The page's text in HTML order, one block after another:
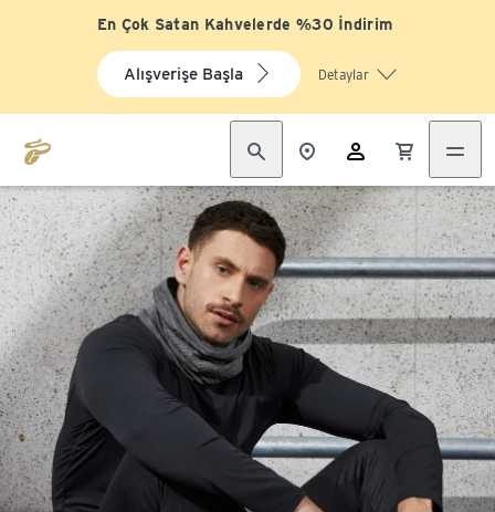
En Çok Satan Kahvelerde %30 İndirim
Alışverişe Başla Detaylar